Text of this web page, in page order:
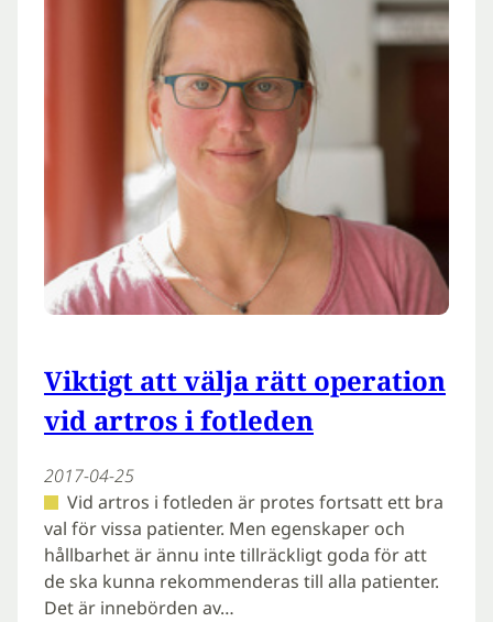
Viktigt att välja rätt operation
vid artros i fotleden
2017-04-25
Vid artros i fotleden är protes fortsatt ett bra
val för vissa patienter. Men egenskaper och
hållbarhet är ännu inte tillräckligt goda för att
de ska kunna rekommenderas till alla patienter.
Det är innebörden av…